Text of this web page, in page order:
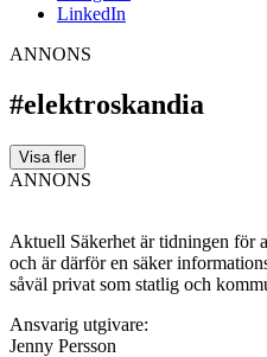
LinkedIn
ANNONS
#elektroskandia
Visa fler
ANNONS
Aktuell Säkerhet är tidningen för
och är därför en säker
såväl privat som statlig och
Ansvarig utgivare:
Jenny Persson